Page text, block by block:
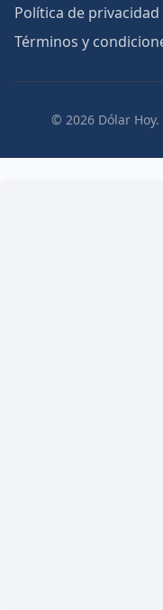
Política de privacidad
Términos y
© 2026 Dólar